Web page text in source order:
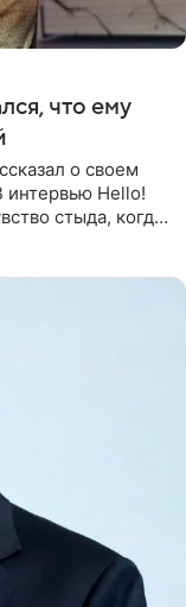
что ему
о своем
интервью Hello!
стыда, когда